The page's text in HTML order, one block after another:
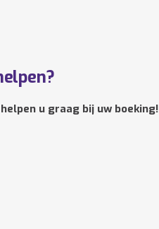
u graag bij uw boeking!